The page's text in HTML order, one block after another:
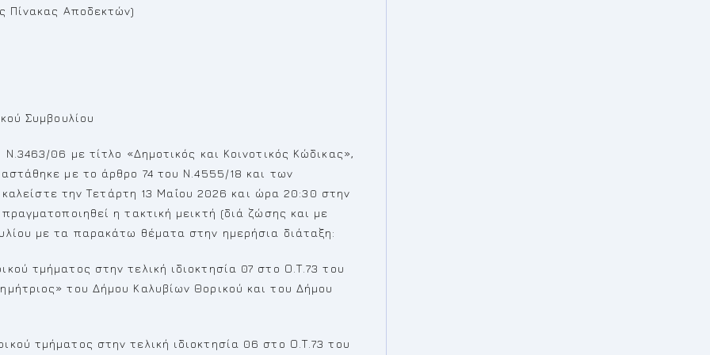
Πίνακας Αποδεκτών)
Συμβουλίου
06 με τίτλο «Δημοτικός και Κοινοτικός Κώδικας»,
με το άρθρο 74 του Ν.4555/18 και των
την Τετάρτη 13 Μαΐου 2026 και ώρα 20:30 στην
η τακτική μεικτή (διά ζώσης και με
με τα παρακάτω θέματα στην ημερήσια διάταξη:
τμήματος στην τελική ιδιοκτησία 07 στο Ο.Τ.73 του
του Δήμου Καλυβίων Θορικού και του Δήμου
τμήματος στην τελική ιδιοκτησία 06 στο Ο.Τ.73 του